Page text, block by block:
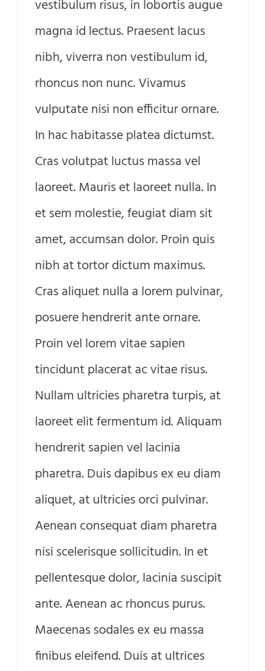
vestibulum risus, in lobortis augue
magna id lectus. Praesent lacus
nibh, viverra non vestibulum id,
rhoncus non nunc. Vivamus
vulputate nisi non efficitur ornare.
In hac habitasse platea dictumst.
Cras volutpat luctus massa vel
laoreet. Mauris et laoreet nulla. In
et sem molestie, feugiat diam sit
amet, accumsan dolor. Proin quis
nibh at tortor dictum maximus.
Cras aliquet nulla a lorem pulvinar,
posuere hendrerit ante ornare.
Proin vel lorem vitae sapien
tincidunt placerat ac vitae risus.
Nullam ultricies pharetra turpis, at
laoreet elit fermentum id. Aliquam
hendrerit sapien vel lacinia
pharetra. Duis dapibus ex eu diam
aliquet, at ultricies orci pulvinar.
Aenean consequat diam pharetra
nisi scelerisque sollicitudin. In et
pellentesque dolor, lacinia suscipit
ante. Aenean ac rhoncus purus.
Maecenas sodales ex eu massa
finibus eleifend. Duis at ultrices